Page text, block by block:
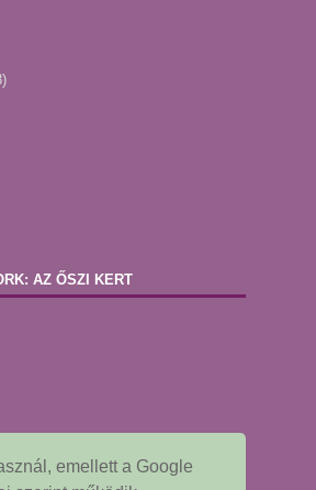
emellett a Google
AZ ŐSZI KERT